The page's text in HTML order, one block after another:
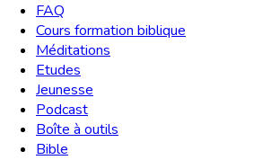
FAQ
Cours formation biblique
Méditations
Etudes
Jeunesse
Podcast
Boîte à outils
Bible